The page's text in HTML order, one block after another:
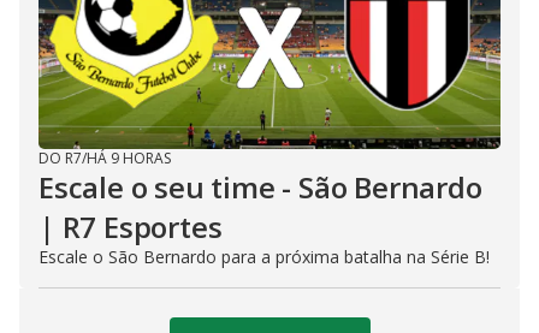
DO R7/HÁ 9 HORAS
Escale o seu time - São Bernardo
| R7 Esportes
Escale o São Bernardo para a próxima batalha na Série B!